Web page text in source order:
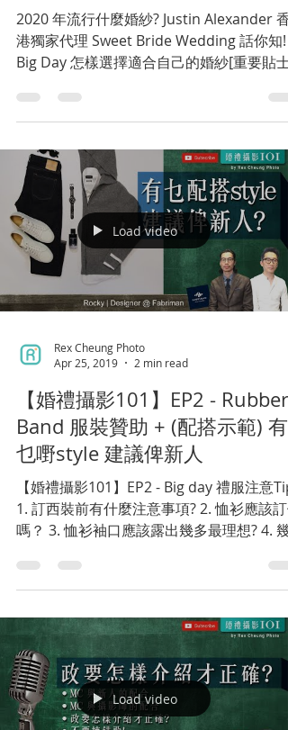
2020 年流行什麼婚紗? Justin Alexander 香
港獨家代理 Sweet Bride Wedding 話你知! |
Big Day 怎樣選擇適合自己的婚紗[重要貼士]
============================...
Load video
Rex Cheung Photo
Apr 25, 2019
2 min read
【婚禮攝影101】EP2 - Rubber
Band 服裝贊助 + (配搭示範) 有
乜嘢style 建議俾新人
【婚禮攝影101】EP2 - Big day 禮服注意
1. 訂西裝前有什麼注意事項? 2. 恤衫應該訂
嗎？ 3. 恤衫袖口應該露出幾多最理想? 4. 幾
服及恤衫? 6. 有乜嘢style 建議俾新人(配搭示
範)...
Load video